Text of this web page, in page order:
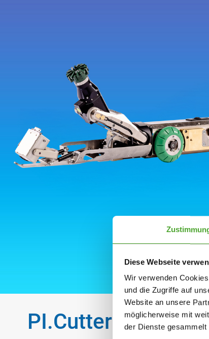
Diese Webseite
Wir verwenden
und die Zugriffe auf
Website an unsere
möglicherweise mit
der Dienste gesammelt
PI.Cutter FR 250